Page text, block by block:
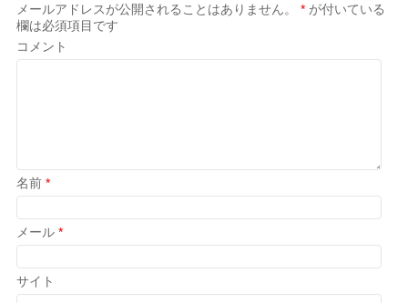
メールアドレスが公開されることはありません。 * が付いている
欄は必須項目です
コメント
名前*
メール*
サイト